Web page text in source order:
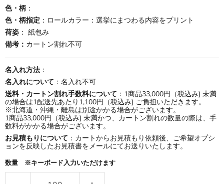
色・柄 ：
色・柄指定 ：ロールカラー：選挙にまつわる内容をプリント
荷姿 ： 紙包み
備考： カートン割れ不可
名入れ方法 ：
名入れについて ：名入れ不可
送料・カートン割れ手数料について ：1商品33,000円（税込み) 未満
の場合は1配送先あたり1,100円（税込み) ご負担いただきます。
※北海道・沖縄・離島は別途かかる場合がございます。
1商品33,000円（税込み) 未満かつ、カートン割れの数量の際は、手
数料がかかる場合がございます。
お見積もりについて ：カートからお見積もり依頼後、ご希望オプシ
ョンを反映したお見積書をメールにてお送りいたします。
数量 ※キーボード入力いただけます